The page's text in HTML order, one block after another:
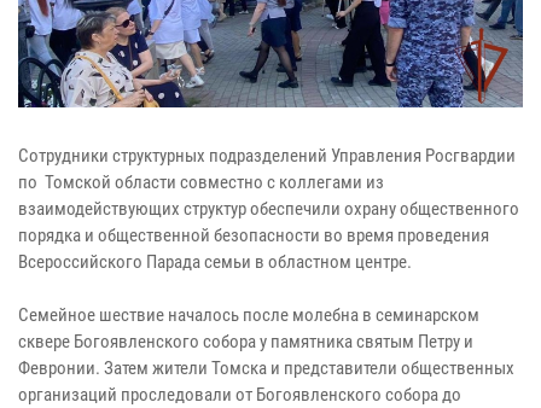
Сотрудники структурных подразделений Управления Росгвардии
по Томской области совместно с коллегами из
взаимодействующих структур обеспечили охрану общественного
порядка и общественной безопасности во время проведения
Всероссийского Парада семьи в областном центре.
Семейное шествие началось после молебна в семинарском
сквере Богоявленского собора у памятника святым Петру и
Февронии. Затем жители Томска и представители общественных
организаций проследовали от Богоявленского собора до